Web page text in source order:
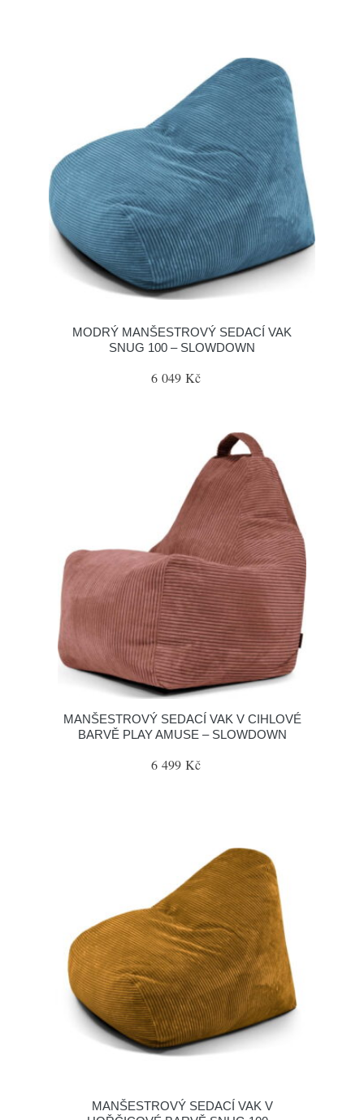
MODRÝ MANŠESTROVÝ SEDACÍ VAK
SNUG 100 – SLOWDOWN
6 049 Kč
MANŠESTROVÝ SEDACÍ VAK V CIHLOVÉ
BARVĚ PLAY AMUSE – SLOWDOWN
6 499 Kč
MANŠESTROVÝ SEDACÍ VAK V